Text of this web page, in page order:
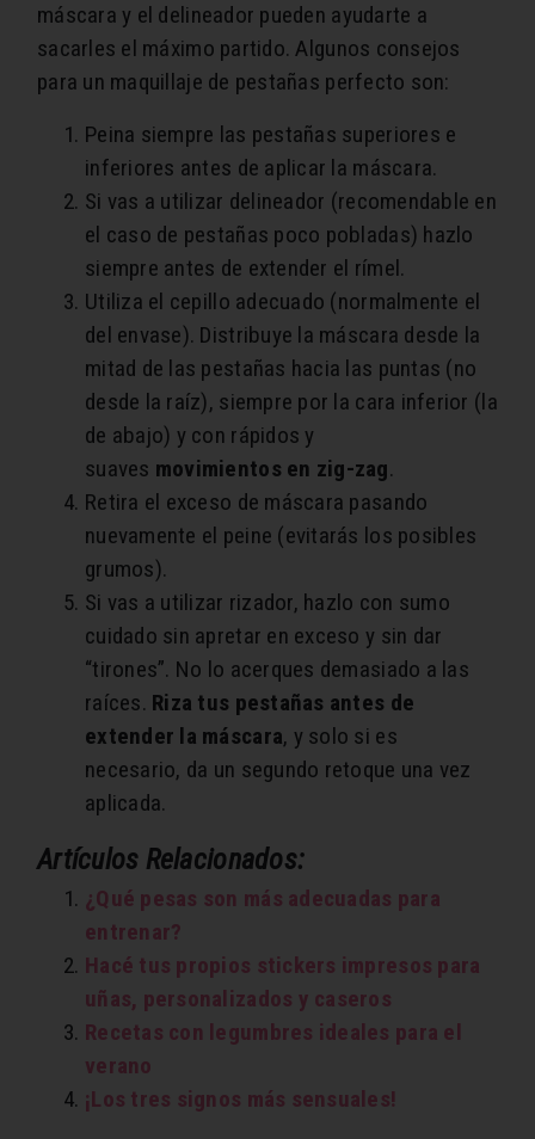
máscara y el delineador pueden ayudarte a
sacarles el máximo partido. Algunos consejos
para un maquillaje de pestañas perfecto son:
Peina siempre las pestañas superiores e
inferiores antes de aplicar la máscara.
Si vas a utilizar delineador (recomendable en
el caso de pestañas poco pobladas) hazlo
siempre antes de extender el rímel.
Utiliza el cepillo adecuado (normalmente el
del envase). Distribuye la máscara desde la
mitad de las pestañas hacia las puntas (no
desde la raíz), siempre por la cara inferior (la
de abajo) y con rápidos y
suaves movimientos en zig-zag.
Retira el exceso de máscara pasando
nuevamente el peine (evitarás los posibles
grumos).
Si vas a utilizar rizador, hazlo con sumo
cuidado sin apretar en exceso y sin dar
“tirones”. No lo acerques demasiado a las
raíces. Riza tus pestañas antes de
extender la máscara, y solo si es
necesario, da un segundo retoque una vez
aplicada.
Artículos Relacionados:
¿Qué pesas son más adecuadas para
entrenar?
Hacé tus propios stickers impresos para
uñas, personalizados y caseros
Recetas con legumbres ideales para el
verano
¡Los tres signos más sensuales!